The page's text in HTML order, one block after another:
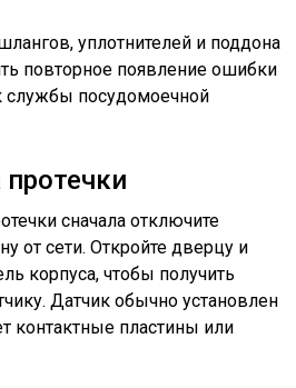
уплотнителей и поддона
повторное появление ошибки
службы посудомоечной
сначала отключите
от сети. Откройте дверцу и
корпуса, чтобы получить
Датчик обычно установлен
контактные пластины или